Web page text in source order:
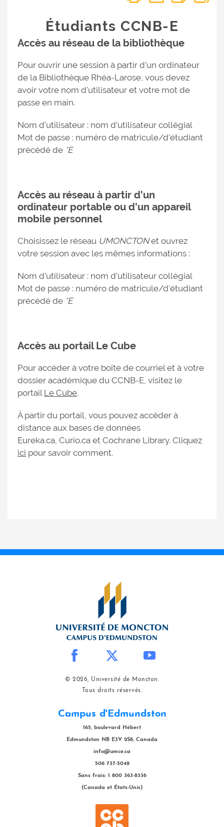
Étudiants CCNB-E
Accès au réseau de la bibliothèque
Pour ouvrir une session à partir d'un ordinateur
de la Bibliothèque Rhéa-Larose, vous devez
avoir votre nom d'utilisateur et votre mot de
passe en main.
Nom d’utilisateur : nom d’utilisateur collégial
Mot de passe : numéro de matricule/d'étudiant
précédé de *E
Accès au réseau à partir d'un
ordinateur portable ou d'un appareil
mobile personnel
Choisissez le réseau UMONCTONet ouvrez
votre session avec les mêmes informations :
Nom d’utilisateur : nom d’utilisateur collégial
Mot de passe : numéro de matricule/d'étudiant
précédé de *E
Accès au portail Le Cube
Pour accéder à votre boîte de courriel et à votre
dossier académique du CCNB-E, visitez le
portail Le Cube.
À partir du portail, vous pouvez accéder à
distance aux bases de données
Eureka.ca, Curio.ca et Cochrane Library. Cliquez
ici pour savoir comment.
© 2026, Université de Moncton.
Tous droits réservés.
Campus d'Edmundston
165, boulevard Hébert
Edmundston NB E3V 2S8, Canada
info@umce.ca
506 737-5049
Sans frais: 1 800 363-8336
(Canada et États-Unis)